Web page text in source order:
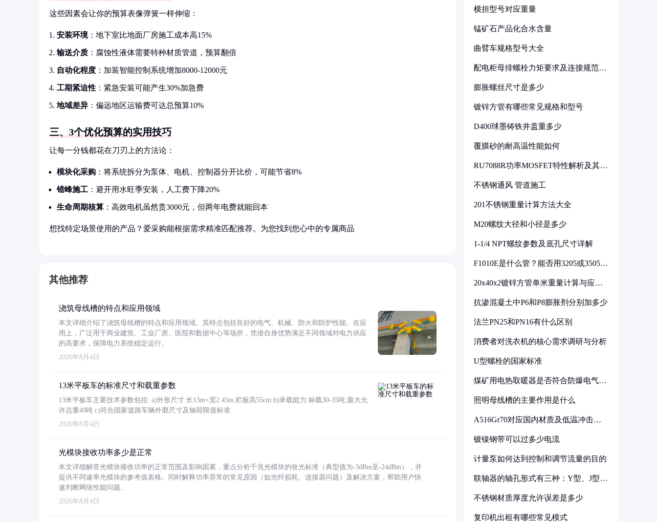
这些因素会让你的预算表像弹簧一样伸缩：
安装环境：地下室比地面厂房施工成本高15%
输送介质 ：腐蚀性液体需要特种材质管道，预算翻倍
自动化程度 ：加装智能控制系统增加8000-12000元
工期紧迫性 ：紧急安装可能产生30%加急费
地域差异 ：偏远地区运输费可达总预算10%
三、3个优化预算的实用技巧
让每一分钱都花在刀刃上的方法论：
模块化采购 ：将系统拆分为泵体、电机、控制器分开比价，可能节省8%
错峰施工 ：避开用水旺季安装，人工费下降20%
生命周期核算 ：高效电机虽然贵3000元，但两年电费就能回本
想找特定场景使用的产品？爱采购能根据需求精准匹配推荐。为您找到您心中的专属商品
其他推荐
浇筑母线槽的特点和应用领域
本文详细介绍了浇筑母线槽的特点和应用领域。其特点包括良好的电气、机械、防火和防护性能。在应
用上，广泛用于商业建筑、工业厂房、医院和数据中心等场所，凭借自身优势满足不同领域对电力供应
的高要求，保障电力系统稳定运行。
2026年8月4日
13米平板车的标准尺寸和载重参数
13米平板车主要技术参数包括: a)外形尺寸:长13m×宽2.45m,栏板高55cm b)承载能力:标载30-35吨,最大允
许总重49吨 c)符合国家道路车辆外廓尺寸及轴荷限值标准
2026年8月4日
光模块接收功率多少是正常
本文详细解答光模块接收功率的正常范围及影响因素，重点分析千兆光模块的收光标准（典型值为-3dBm至-24dBm），并
提供不同速率光模块的参考值表格。同时解释功率异常的常见原因（如光纤损耗、连接器问题）及解决方案，帮助用户快
速判断网络性能问题。
2026年8月4日
横担型号对应重量
锰矿石产品化合水含量
曲臂车规格型号大全
配电柜母排螺栓力矩要求及连接规范详
膨胀螺丝尺寸是多少
镀锌方管有哪些常见规格和型号
D400球墨铸铁井盖重多少
覆膜砂的耐高温性能如何
RU7088R功率MOSFET特性解析及其在
不锈钢通风 管道施工
201不锈钢重量计算方法大全
M20螺纹大径和小径是多少
1-1/4 NPT螺纹参数及底孔尺寸详解
F1010E是什么管？能否用3205或3505代
20x40x2镀锌方管单米重量计算与应用
抗渗混凝土中P6和P8膨胀剂分别加多少
法兰PN25和PN16有什么区别
消费者对洗衣机的核心需求调研与分析
U型螺栓的国家标准
煤矿用电热取暖器是否符合防爆电气设
照明母线槽的主要作用是什么
A516Gr70对应国内材质及低温冲击要
镀镍钢带可以过多少电流
计量泵如何达到控制和调节流量的目的
联轴器的轴孔形式有三种：Y型、J型、
不锈钢材质厚度允许误差是多少
复印机出租有哪些常见模式